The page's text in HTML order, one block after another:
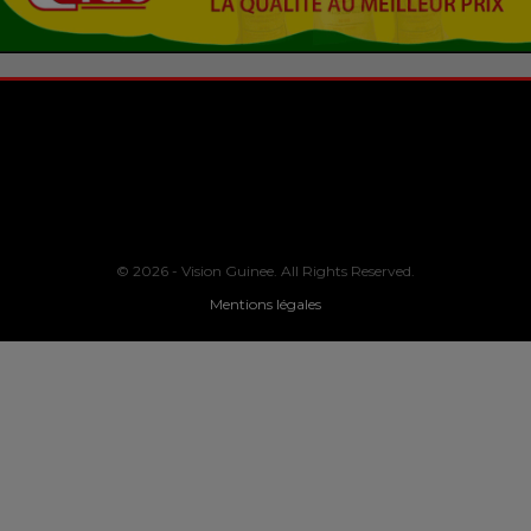
© 2026 - Vision Guinee. All Rights Reserved.
Mentions légales